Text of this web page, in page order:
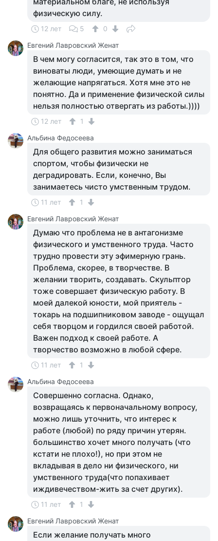
физическую силу.
12 лет 5
0
Евгений Лавровский Женат
В чем могу согласится, так это в том, что
виноваты люди, умеющие думать и не
желающие напрягаться. Хотя мне это не
понятно. Да и применение физической силы
нельзя полностью отвергать из работы.))))
12 лет
1
Альбина Федосеева
Для общего развития можно заниматься
спортом, чтобы физически не
деградировать. Если, конечно, Вы
занимаетесь чисто умственным трудом.
11 лет
1
Евгений Лавровский Женат
Думаю что проблема не в антагонизме
физического и умственного труда. Часто
трудно провести эту эфимерную грань.
Проблема, скорее, в творчестве. В
желании творить, создавать. Скульптор
тоже совершает физическую работу. В
моей далекой юности, мой приятель -
токарь на подшипниковом заводе - ощущал
себя творцом и гордился своей работой.
Важен подход к своей работе. А
творчество возможно в любой сфере.
11 лет
1
Альбина Федосеева
Совершенно согласна. Однако,
возвращаясь к первоначальному вопросу,
можно лишь уточнить, что интерес к
работе (любой) по ряду причин утерян.
большинство хочет много получать (что
кстати не плохо!), но при этом не
вкладывая в дело ни физического, ни
умственного труда(что попахивает
иждивечеством-жить за счет других).
11 лет
1
Евгений Лавровский Женат
Если желание получать много